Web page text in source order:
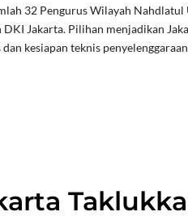
32 Pengurus Wilayah
DKI Jakarta. Pilihan menjadikan
kesiapan teknis